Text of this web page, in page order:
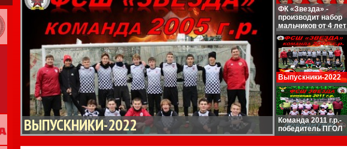
ВЫПУСКНИКИ-2022
ФК «Звезда» -
производит набор
мальчиков от 4 лет
Выпускники-2022
Команда 2011 г.р.-
победитель ПГОЛ